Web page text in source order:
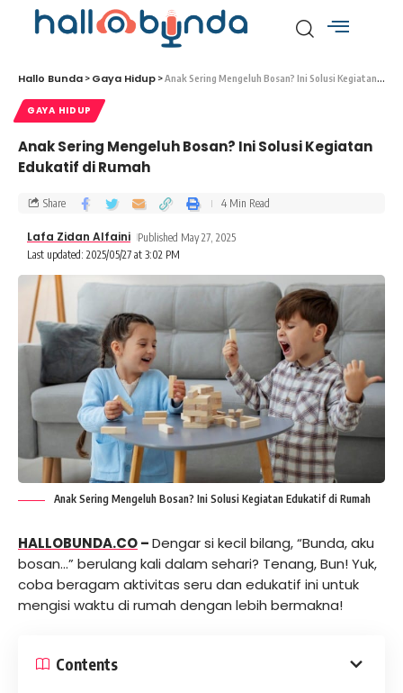
Hallo Bunda > Gaya Hidup >Anak Sering Mengeluh Bosan? Ini Solusi Kegiatan Edukatif di Rumah
GAYA HIDUP
Anak Sering Mengeluh Bosan? Ini Solusi Kegiatan
Edukatif di Rumah
Last updated: 2025/05/27 at 3:02 PM
Lafa Zidan Alfaini Published May 27, 2025
Share 4 Min Read
Anak Sering Mengeluh Bosan? Ini Solusi Kegiatan Edukatif di Rumah
HALLOBUNDA.CO–Dengar si kecil bilang, “Bunda, aku
bosan…” berulang kali dalam sehari? Tenang, Bun! Yuk,
coba beragam aktivitas seru dan edukatif ini untuk
mengisi waktu di rumah dengan lebih bermakna!
Contents